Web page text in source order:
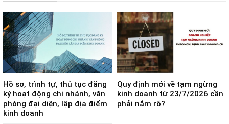
Hồ sơ, trình tự, thủ tục đăng
ký hoạt động chi nhánh, văn
phòng đại diện, lập địa điểm
kinh doanh
Quy định mới về tạm ngừng
kinh doanh từ 23/7/2026 cần
phải nắm rõ?